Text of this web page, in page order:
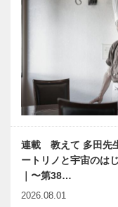
連載 教えて 多田先
ートリノと宇宙のは
｜〜第38…
2026.08.01